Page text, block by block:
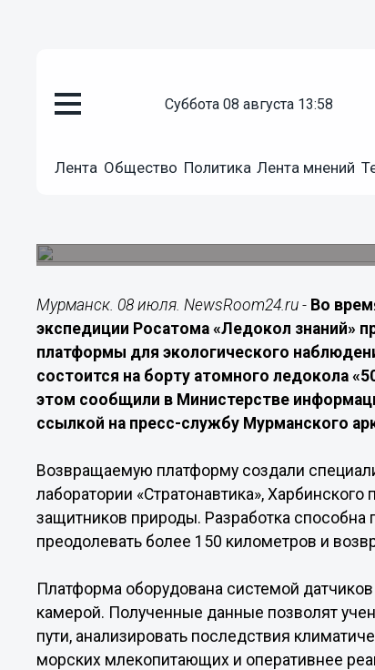
суббота 08 августа 13:58
Лента Общество Политика Лента мнений
Экспедиция «Ледокол
Мурманск. 08 июля. NewsRoom24.ru - Во
экспедиции Росатома «Ледокол знаний»
платформы для экологического
состоится на борту атомного ледокола
этом сообщили в Министерстве
ссылкой на пресс-службу Мурманского
Возвращаемую платформу создали
лаборатории «Стратонавтика»,
защитников природы. Разработка
преодолевать более 150 километров и
Платформа оборудована системой
камерой. Полученные данные позволят
пути, анализировать последствия
морских млекопитающих и оперативнее